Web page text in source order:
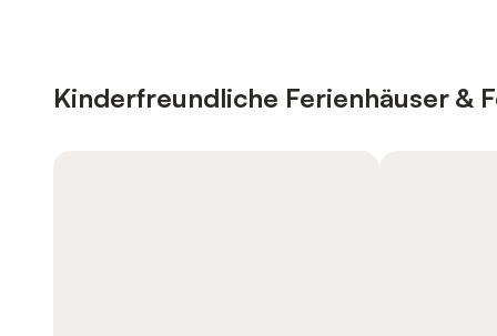
Kinderfreundliche Ferienhäuser &